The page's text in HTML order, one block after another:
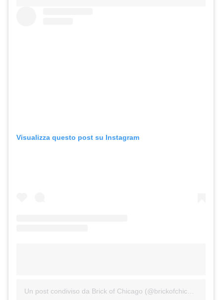
Visualizza questo post su Instagram
Un post condiviso da Brick of Chicago (@brickofchicago)